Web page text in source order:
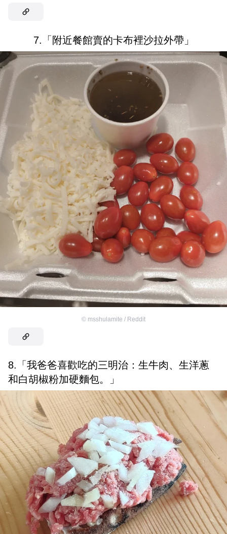
7.「附近餐館賣的卡布裡沙拉外帶」
© msshulamite / Reddit
8.「我爸爸喜歡吃的三明治：生牛肉、生洋蔥
和白胡椒粉加硬麵包。」